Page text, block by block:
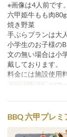
※画像は4人前です。
六甲姫牛もも肉
焼き野菜
手ぶらプランは大
小学生のお子様の
文の無い場合は小
戴しております。
料金には施設使用
Ngày Hiệu lực 02 Thg
BBQ 六甲プレミ